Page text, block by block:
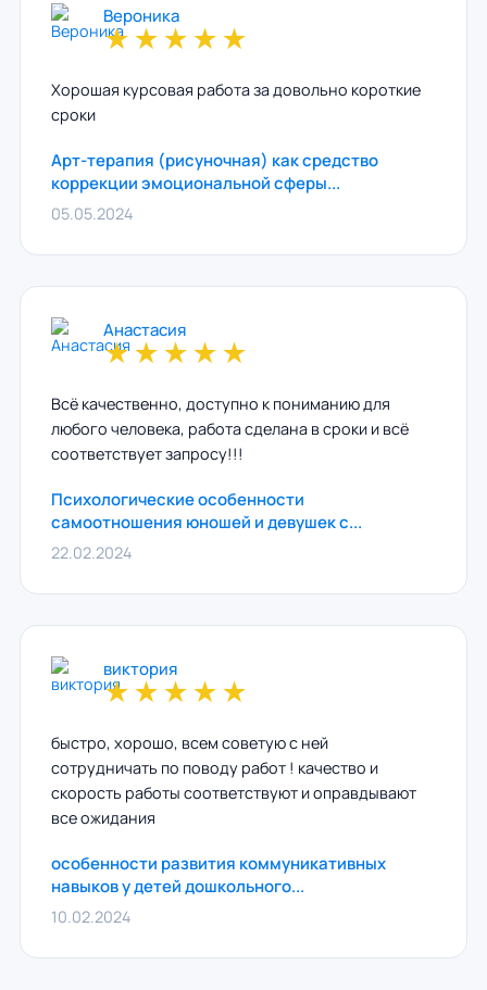
Вероника
★★★★★
Хорошая курсовая работа за довольно короткие
сроки
Арт-терапия (рисуночная) как средство
коррекции эмоциональной сферы...
05.05.2024
Анастасия
★★★★★
Всё качественно, доступно к пониманию для
любого человека, работа сделана в сроки и всё
соответствует запросу!!!
Психологические особенности
самоотношения юношей и девушек с...
22.02.2024
виктория
★★★★★
быстро, хорошо, всем советую с ней
сотрудничать по поводу работ ! качество и
скорость работы соответствуют и оправдывают
все ожидания
особенности развития коммуникативных
навыков у детей дошкольного...
10.02.2024